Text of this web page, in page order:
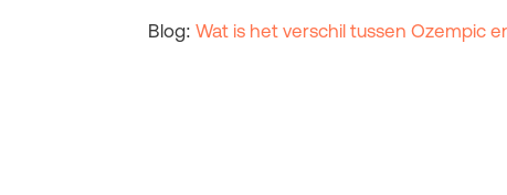
Blog:Wat is het verschil tussen Ozempic